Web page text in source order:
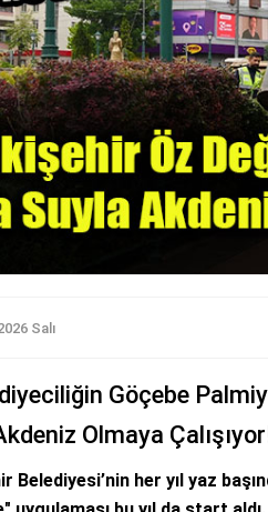
Salı
Göçebe
Olmaya
Belediyesi’nin her yıl yaz